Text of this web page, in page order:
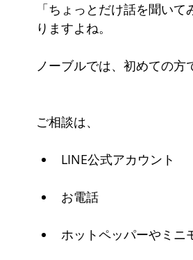
美脚になる ウォーキング
「ちょっとだけ話を聞い
りますよね。
ノーブルでは、初めての方
ご相談は、
LINE公式アカウント
お電話
ホットペッパーやミニ